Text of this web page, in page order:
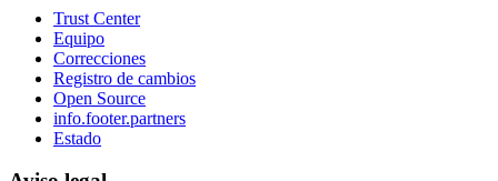
Trust Center
Equipo
Correcciones
Registro de cambios
Open Source
info.footer.partners
Estado